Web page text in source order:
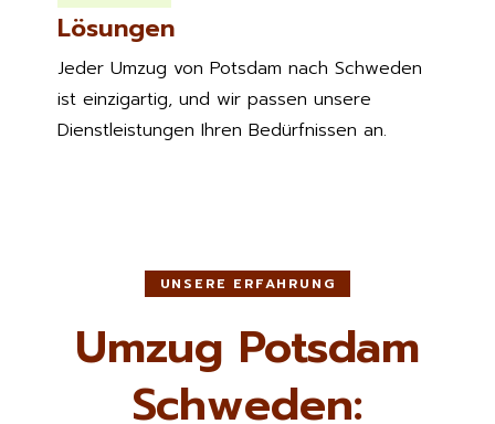
Lösungen
Jeder Umzug von Potsdam nach Schweden
ist einzigartig, und wir passen unsere
Dienstleistungen Ihren Bedürfnissen an.
UNSERE ERFAHRUNG
Umzug Potsdam
Schweden: